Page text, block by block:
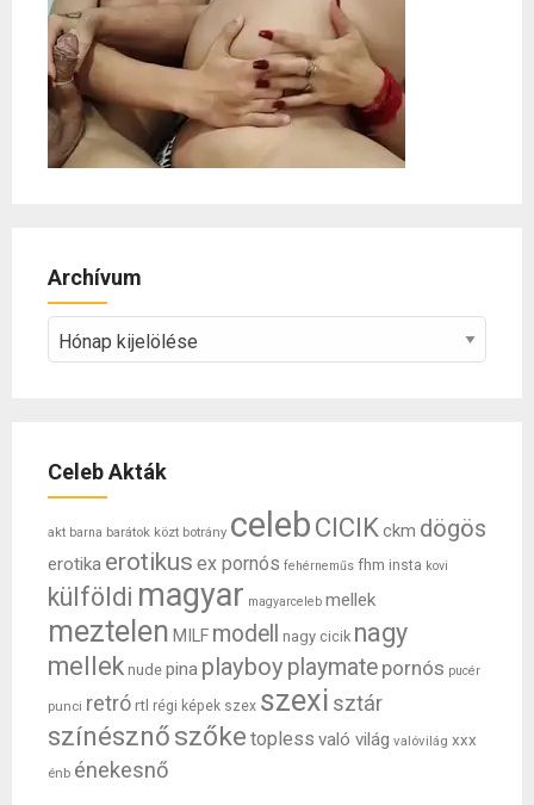
Archívum
Archívum
Celeb Akták
akt barna barátok közt botrány celebCICIKckm dögös
erotika erotikus ex pornós fehérneműs fhm insta kovi
külföldi magyar magyarceleb mellek
meztelen MILF modell nagy cicik nagy
mellek nude pina playboy playmate pornós pucér
punci retró rtl régi képek szex szexi sztár
színésznőszőke topless való világ valóvilág xxx
énb énekesnő